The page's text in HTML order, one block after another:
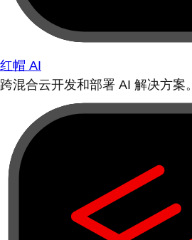
红帽 AI
跨混合云开发和部署 AI 解决方案。